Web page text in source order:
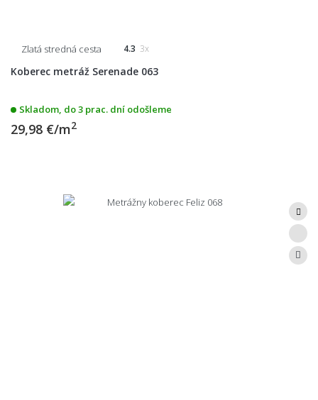
Zlatá stredná cesta 4.3 3x
Koberec metráž Serenade 063
Skladom, do 3 prac. dní odošleme
29,98 €/m2